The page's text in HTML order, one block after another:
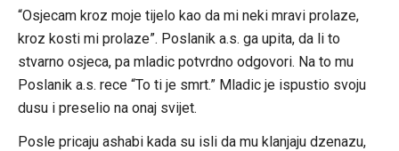
“Osjecam kroz moje tijelo kao da mi neki mravi prolaze,
kroz kosti mi prolaze”. Poslanik a.s. ga upita, da li to
stvarno osjeca, pa mladic potvrdno odgovori. Na to mu
Poslanik a.s. rece “To ti je smrt.” Mladic je ispustio svoju
dusu i preselio na onaj svijet.
Posle pricaju ashabi kada su isli da mu klanjaju dzenazu,